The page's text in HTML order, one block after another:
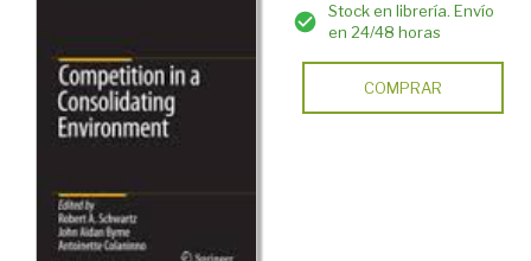
Stock en librería. Envío
en 24/48 horas
COMPRAR